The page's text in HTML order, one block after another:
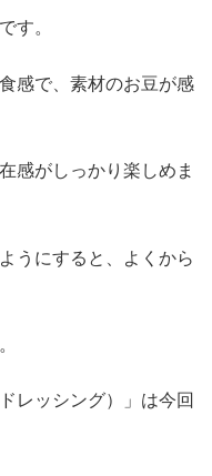
す。
感で、素材のお豆が感
感がしっかり楽しめま
うにすると、よくから
レッシング）」は今回